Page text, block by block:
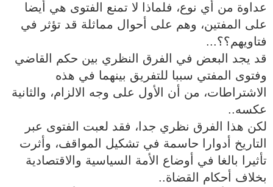
عداوة من أي نوع، فلماذا لا تمنع الفتوى هي أيضا
على المفتين، وهم على أحوال مماثلة قد تؤثر في
فتاويهم؟؟...
قد يجد البعض في الفرق النظري بين حكم القاضي
وفتوى المفتي سببا للتفريق بينهما في هذه
الاشتراطات، من أن الأول على وجه الالزام، والثانية
عكسه..
لكن هذا الفرق نظري جدا، فقد لعبت الفتوى عبر
التاريخ أدوارا حاسمة في تشكيل المواقف، وأثرت
تأثيرا بالغا في أوضاع الأمة السياسية والاقتصادية
بخلاف أحكام القضاة..